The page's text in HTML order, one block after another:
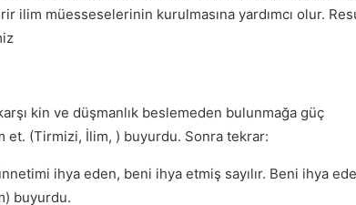
ilim müesseselerinin kurulmasına yardımcı olur.
kin ve düşmanlık beslemeden bulunmağa güç
(Tirmizi, İlim, ) buyurdu. Sonra tekrar:
ihya eden, beni ihya etmiş sayılır. Beni ihya
buyurdu.